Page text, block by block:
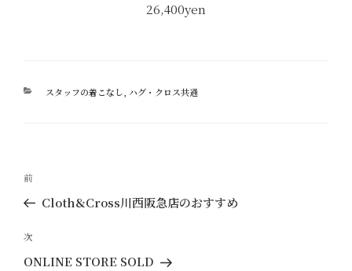
26,400yen
カ
スタッフの着こなし ハグ・クロス共通
投
ナ
ビ
ゲ
過
去
投
稿
前
Cloth&Cross川西阪急店のおすすめ
次
の
次
ONLINE STORE SOLD